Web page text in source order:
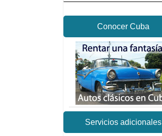
Conocer Cuba
Servicios adicionales